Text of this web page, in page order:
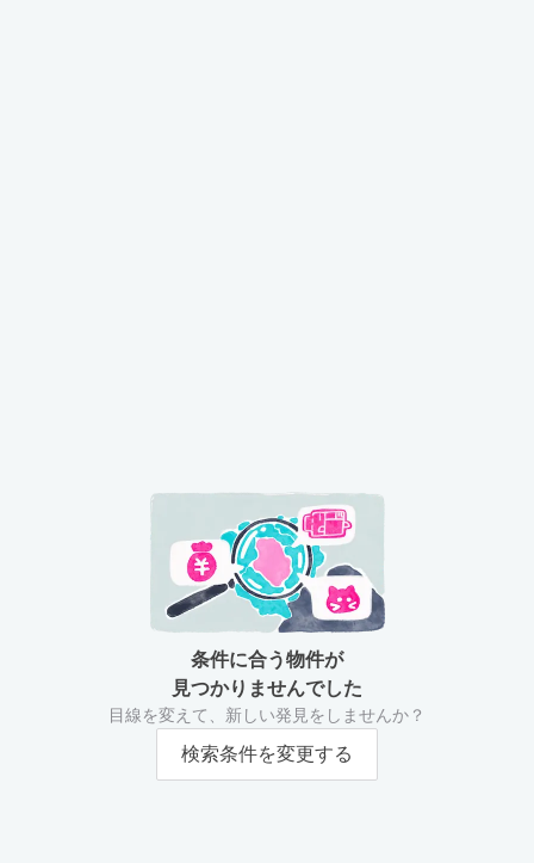
条件に合う物件が
見つかりませんでした
目線を変えて、新しい発見をしませんか？
検索条件を変更する